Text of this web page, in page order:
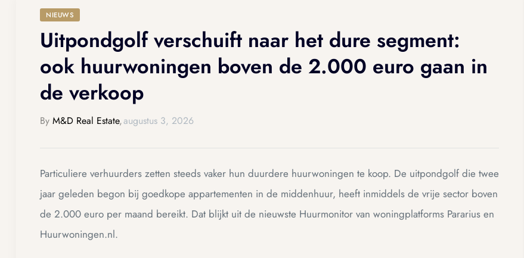
NIEUWS
Uitpondgolf verschuift naar het dure segment:
ook huurwoningen boven de 2.000 euro gaan in
de verkoop
By M&D Real Estate,augustus 3, 2026
Particuliere verhuurders zetten steeds vaker hun duurdere huurwoningen te koop. De uitpondgolf die twee
jaar geleden begon bij goedkope appartementen in de middenhuur, heeft inmiddels de vrije sector boven
de 2.000 euro per maand bereikt. Dat blijkt uit de nieuwste Huurmonitor van woningplatforms Pararius en
Huurwoningen.nl.